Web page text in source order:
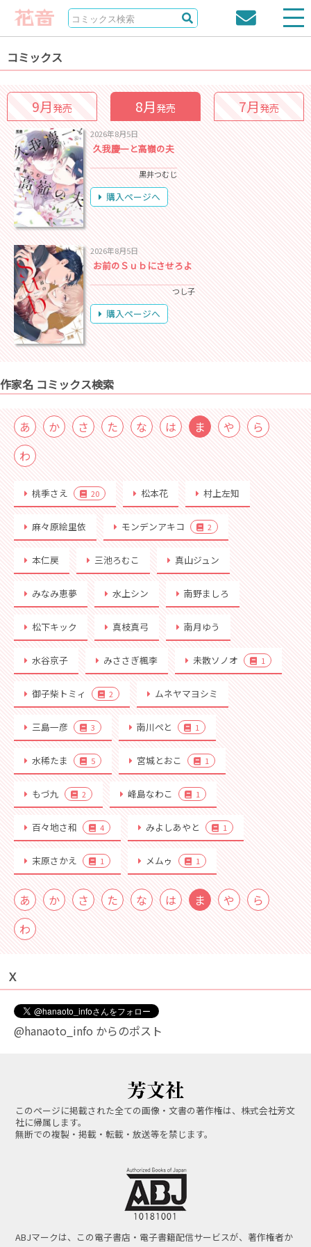
コミックス
9月発売 8月発売 7月発売
2026年8月5日
久我慶一と高嶺の夫
黒井つむじ
購入ページへ
2026年8月5日
お前のＳｕｂにさせろよ
つし子
購入ページへ
作家名 コミックス検索
あ か さ た な は ま や
ら
わ
桃季さえ 20 松本花 村上左知
麻々原絵里依 モンデンアキコ 2
本仁戻 三池ろむこ 真山ジュン
みなみ恵夢 水上シン 南野ましろ
松下キック 真枝真弓 南月ゆう
水谷京子 みささぎ楓李 未散ソノオ 1
御子柴トミィ 2 ムネヤマヨシミ
三島一彦 3 南川ぺと 1
水稀たま 5 宮城とおこ 1
もづ九 2 峰島なわこ 1
百々地さ和 4 みよしあやと 1
末原さかえ 1 メムゥ 1
あ か さ た な は ま や
ら
わ
Ｘ
@hanaoto_info からのポスト
このページに掲載された全ての画像・文書の著作権は、株式会社芳文
社に帰属します。
無断での複製・掲載・転載・放送等を禁じます。
ABJマークは、この電子書店・電子書籍配信サービスが、著作権者か